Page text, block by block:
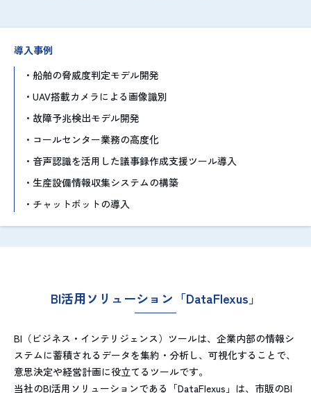
導入事例
船舶の脅威度判定モデル開発
UAV搭載カメラによる画像識別
故障予兆検出モデル開発
コールセンター業務の高度化
音声認識を活用した議事録作成支援ツール導入
生産設備情報収集システムの構築
チャットボットの導入
BI活用ソリューション「DataFlexus」
BI（ビジネス・インテリジェンス）ツールは、企業内部の情報シ
ステムに蓄積されるデータを集約・分析し、可視化することで、
意思決定や経営計画に役立てるツールです。
当社のBI活用ソリューションである「DataFlexus」は、市販のBI